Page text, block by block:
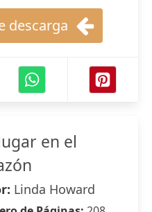
descarga
en el
Linda Howard